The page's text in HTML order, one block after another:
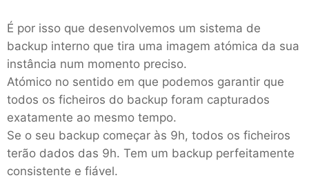
É por isso que desenvolvemos um sistema de
backup interno que tira uma imagem atómica da sua
instância num momento preciso.
Atómico no sentido em que podemos garantir que
todos os ficheiros do backup foram capturados
exatamente ao mesmo tempo.
Se o seu backup começar às 9h, todos os ficheiros
terão dados das 9h. Tem um backup perfeitamente
consistente e fiável.